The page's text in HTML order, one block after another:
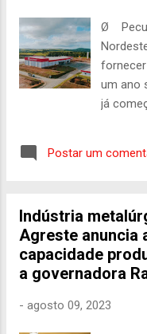
Ø
um ano
já
gado
por
animais
gerar
Postar um
Indústria
Agreste anuncia
capacidade
a governadora
- agosto 09, 2023